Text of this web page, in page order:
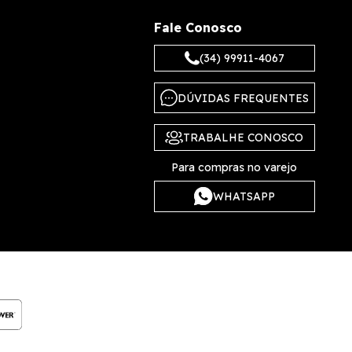
Fale Conosco
(34) 99911-4067
DÚVIDAS FREQUENTES
TRABALHE CONOSCO
Para compras no varejo
WHATSAPP